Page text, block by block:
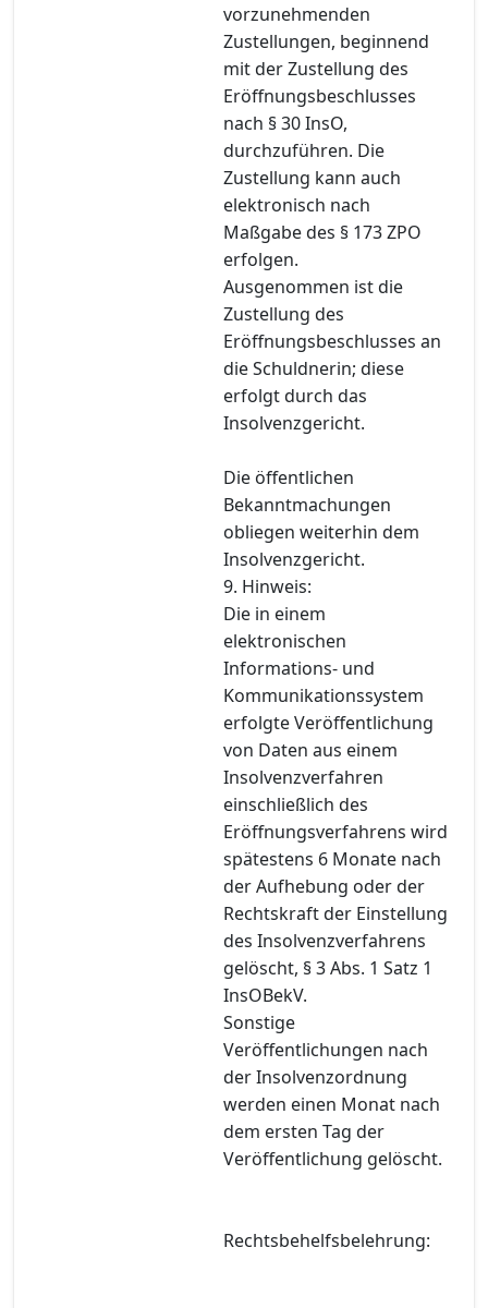
vorzunehmenden
Zustellungen, beginnend
mit der Zustellung des
Eröffnungsbeschlusses
nach § 30 InsO,
durchzuführen. Die
Zustellung kann auch
elektronisch nach
Maßgabe des § 173 ZPO
erfolgen.
Ausgenommen ist die
Zustellung des
Eröffnungsbeschlusses an
die Schuldnerin; diese
erfolgt durch das
Insolvenzgericht.
Die öffentlichen
Bekanntmachungen
obliegen weiterhin dem
Insolvenzgericht.
9. Hinweis:
Die in einem
elektronischen
Informations- und
Kommunikationssystem
erfolgte Veröffentlichung
von Daten aus einem
Insolvenzverfahren
einschließlich des
Eröffnungsverfahrens wird
spätestens 6 Monate nach
der Aufhebung oder der
Rechtskraft der Einstellung
des Insolvenzverfahrens
gelöscht, § 3 Abs. 1 Satz 1
InsOBekV.
Sonstige
Veröffentlichungen nach
der Insolvenzordnung
werden einen Monat nach
dem ersten Tag der
Veröffentlichung gelöscht.
Rechtsbehelfsbelehrung: